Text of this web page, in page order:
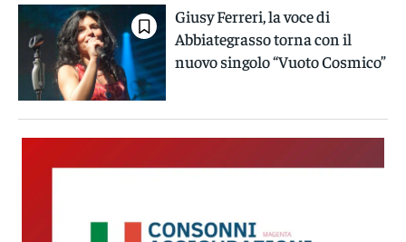
Giusy Ferreri, la voce di
Abbiategrasso torna con il
nuovo singolo “Vuoto Cosmico”